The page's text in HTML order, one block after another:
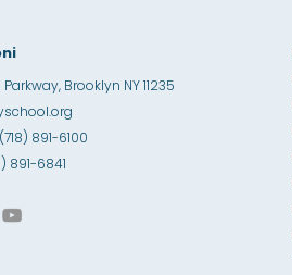
Brooklyn NY 11235
891-6100
891-6841